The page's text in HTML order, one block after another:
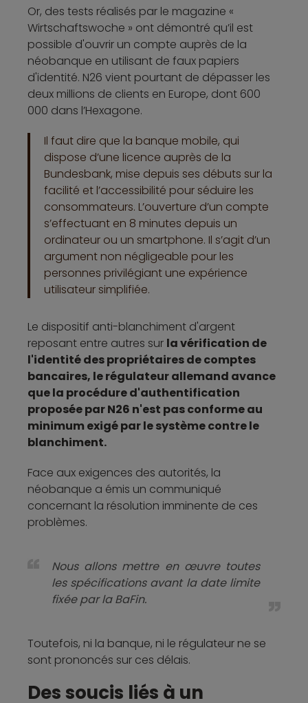
Or, des tests réalisés par le magazine «
Wirtschaftswoche » ont démontré qu’il est
possible d'ouvrir un compte auprès de la
néobanque en utilisant de faux papiers
d'identité. N26 vient pourtant de dépasser les
deux millions de clients en Europe, dont 600
000 dans l’Hexagone.
Il faut dire que la banque mobile, qui
dispose d’une licence auprès de la
Bundesbank, mise depuis ses débuts sur la
facilité et l’accessibilité pour séduire les
consommateurs. L’ouverture d’un compte
s’effectuant en 8 minutes depuis un
ordinateur ou un smartphone. Il s’agit d’un
argument non négligeable pour les
personnes privilégiant une expérience
utilisateur simplifiée.
Le dispositif anti-blanchiment d'argent
reposant entre autres sur la vérification de
l'identité des propriétaires de comptes
bancaires, le régulateur allemand avance
que la procédure d'authentification
proposée par N26 n'est pas conforme au
minimum exigé par le système contre le
blanchiment.
Face aux exigences des autorités, la
néobanque a émis un communiqué
concernant la résolution imminente de ces
problèmes.
Nous allons mettre en œuvre toutes
les spécifications avant la date limite
fixée par la BaFin.
Toutefois, ni la banque, ni le régulateur ne se
sont prononcés sur ces délais.
Des soucis liés à un